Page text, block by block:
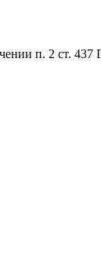
п. 2 ст.